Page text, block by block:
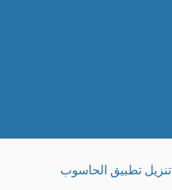
تنزيل تطبيق الحاسوب